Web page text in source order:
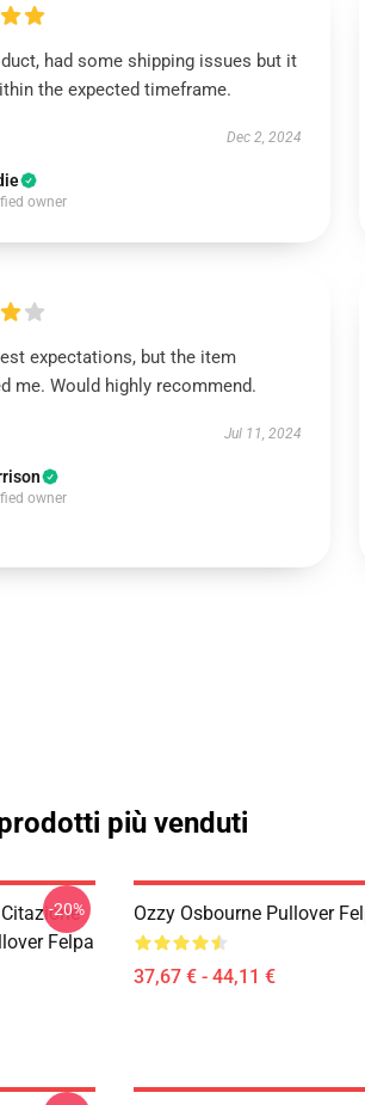
had some shipping issues but it
the expected timeframe.
Dec 2, 2024
owner
expectations, but the item
me. Would highly recommend.
Jul 11, 2024
owner
più venduti
Felpa
-20% Ozzy Osbourne Pullover
37,67 € - 44,11 €